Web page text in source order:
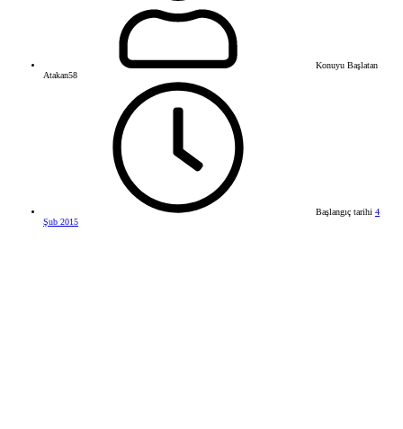
Konuyu Başlatan
Atakan58
Başlangıç tarihi 4
Şub 2015